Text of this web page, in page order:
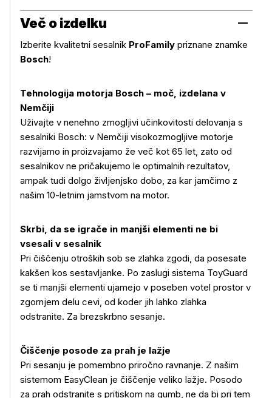
Več o izdelku
Izberite kvalitetni sesalnik ProFamily priznane znamke
Bosch!
Tehnologija motorja Bosch – moč, izdelana v
Nemčiji
Uživajte v nenehno zmogljivi učinkovitosti delovanja s
sesalniki Bosch: v Nemčiji visokozmogljive motorje
razvijamo in proizvajamo že več kot 65 let, zato od
sesalnikov ne pričakujemo le optimalnih rezultatov,
ampak tudi dolgo življenjsko dobo, za kar jamčimo z
našim 10-letnim jamstvom na motor.
Skrbi, da se igrače in manjši elementi ne bi
vsesali v sesalnik
Pri čiščenju otroških sob se zlahka zgodi, da posesate
kakšen kos sestavljanke. Po zaslugi sistema ToyGuard
se ti manjši elementi ujamejo v poseben votel prostor v
zgornjem delu cevi, od koder jih lahko zlahka
odstranite. Za brezskrbno sesanje.
Čiščenje posode za prah je lažje
Pri sesanju je pomembno priročno ravnanje. Z našim
sistemom EasyClean je čiščenje veliko lažje. Posodo
za prah odstranite s pritiskom na gumb, ne da bi pri tem